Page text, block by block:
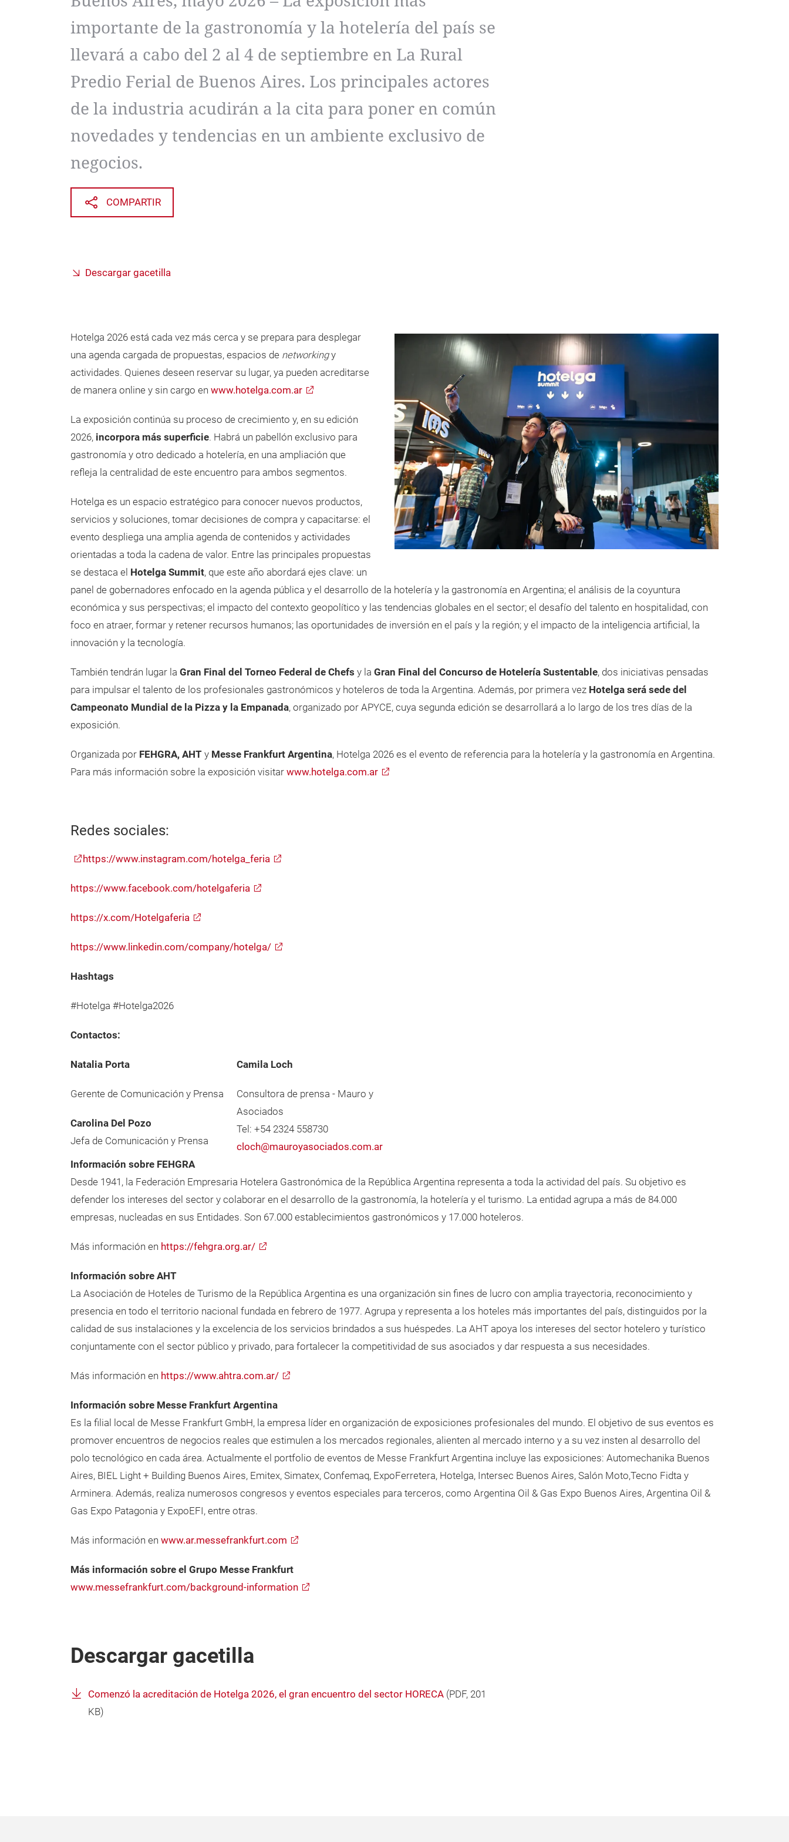
importante de la gastronomía y la hotelería del país se
llevará a cabo del 2 al 4 de septiembre en La Rural
Predio Ferial de Buenos Aires. Los principales actores
de la industria acudirán a la cita para poner en común
novedades y tendencias en un ambiente exclusivo de
negocios.
COMPARTIR
Descargar gacetilla
Hotelga 2026 está cada vez más cerca y se prepara para desplegar
una agenda cargada de propuestas, espacios de networkingy
actividades. Quienes deseen reservar su lugar, ya pueden acreditarse
de manera online y sin cargo en www.hotelga.com.ar
La exposición continúa su proceso de crecimiento y, en su edición
2026, incorpora más superficie. Habrá un pabellón exclusivo para
gastronomía y otro dedicado a hotelería, en una ampliación que
refleja la centralidad de este encuentro para ambos segmentos.
Hotelga es un espacio estratégico para conocer nuevos productos,
servicios y soluciones, tomar decisiones de compra y capacitarse: el
evento despliega una amplia agenda de contenidos y actividades
orientadas a toda la cadena de valor. Entre las principales propuestas
se destaca el Hotelga Summit, que este año abordará ejes clave: un
panel de gobernadores enfocado en la agenda pública y el desarrollo de la hotelería y la gastronomía en Argentina; el análisis de la coyuntura
económica y sus perspectivas; el impacto del contexto geopolítico y las tendencias globales en el sector; el desafío del talento en hospitalidad, con
foco en atraer, formar y retener recursos humanos; las oportunidades de inversión en el país y la región; y el impacto de la inteligencia artificial, la
innovación y la tecnología.
También tendrán lugar la Gran Final del Torneo Federal de Chefs y la Gran Final del Concurso de Hotelería Sustentable, dos iniciativas pensadas
para impulsar el talento de los profesionales gastronómicos y hoteleros de toda la Argentina. Además, por primera vez Hotelga será sede del
Campeonato Mundial de la Pizza y la Empanada, organizado por APYCE, cuya segunda edición se desarrollará a lo largo de los tres días de la
exposición.
Organizada por FEHGRA, AHT y Messe Frankfurt Argentina, Hotelga 2026 es el evento de referencia para la hotelería y la gastronomía en Argentina.
Para más información sobre la exposición visitar www.hotelga.com.ar
Redes sociales:
https://www.instagram.com/hotelga_feria
https://www.facebook.com/hotelgaferia
https://x.com/Hotelgaferia
https://www.linkedin.com/company/hotelga/
Hashtags
#Hotelga #Hotelga2026
Contactos:
Natalia Porta
Gerente de Comunicación y Prensa
Carolina Del Pozo
Jefa de Comunicación y Prensa
Camila Loch
Consultora de prensa - Mauro y
Asociados
Tel: +54 2324 558730
cloch@mauroyasociados.com.ar
Información sobre FEHGRA
Desde 1941, la Federación Empresaria Hotelera Gastronómica de la República Argentina representa a toda la actividad del país. Su objetivo es
defender los intereses del sector y colaborar en el desarrollo de la gastronomía, la hotelería y el turismo. La entidad agrupa a más de 84.000
empresas, nucleadas en sus Entidades. Son 67.000 establecimientos gastronómicos y 17.000 hoteleros.
Más información en https://fehgra.org.ar/
Información sobre AHT
La Asociación de Hoteles de Turismo de la República Argentina es una organización sin fines de lucro con amplia trayectoria, reconocimiento y
presencia en todo el territorio nacional fundada en febrero de 1977. Agrupa y representa a los hoteles más importantes del país, distinguidos por la
calidad de sus instalaciones y la excelencia de los servicios brindados a sus huéspedes. La AHT apoya los intereses del sector hotelero y turístico
conjuntamente con el sector público y privado, para fortalecer la competitividad de sus asociados y dar respuesta a sus necesidades.
Más información en https://www.ahtra.com.ar/
Información sobre Messe Frankfurt Argentina
Es la filial local de Messe Frankfurt GmbH, la empresa líder en organización de exposiciones profesionales del mundo. El objetivo de sus eventos es
promover encuentros de negocios reales que estimulen a los mercados regionales, alienten al mercado interno y a su vez insten al desarrollo del
polo tecnológico en cada área. Actualmente el portfolio de eventos de Messe Frankfurt Argentina incluye las exposiciones: Automechanika Buenos
Aires, BIEL Light + Building Buenos Aires, Emitex, Simatex, Confemaq, ExpoFerretera, Hotelga, Intersec Buenos Aires, Salón Moto,Tecno Fidta y
Arminera. Además, realiza numerosos congresos y eventos especiales para terceros, como Argentina Oil & Gas Expo Buenos Aires, Argentina Oil &
Gas Expo Patagonia y ExpoEFI, entre otras.
Más información en www.ar.messefrankfurt.com
Más información sobre el Grupo Messe Frankfurt
www.messefrankfurt.com/background-information
Descargar gacetilla
Comenzó la acreditación de Hotelga 2026, el gran encuentro del sector HORECA (PDF, 201
KB)